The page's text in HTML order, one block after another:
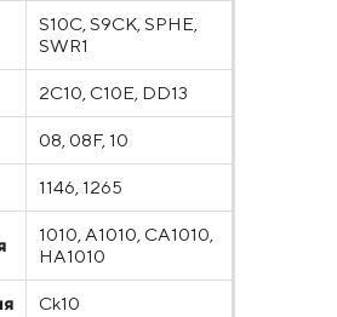
S10C, S9CK, SPHE,
SWR1
2C10, C10E, DD13
08, 08F, 10
1146, 1265
1010, A1010, CA1010,
HA1010
Ck10